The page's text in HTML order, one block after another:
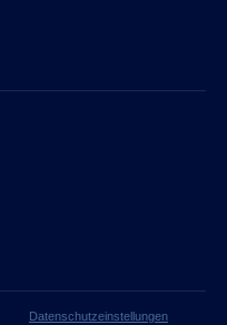
Datenschutzeinstellungen